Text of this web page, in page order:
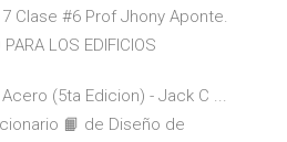
Clase #6 Prof Jhony Aponte.
LOS EDIFICIOS
(5ta Edicion) - Jack C ...
📙 de Diseño de